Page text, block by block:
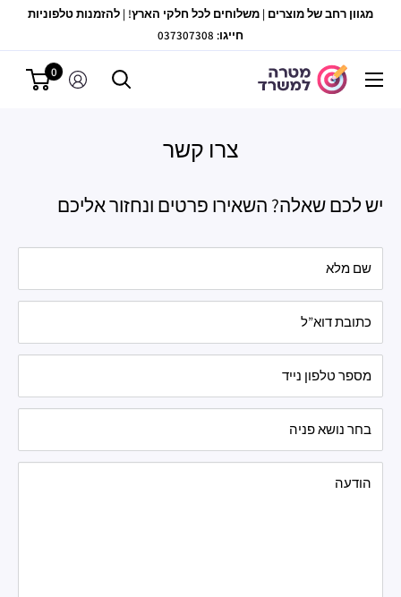
מגוון רחב של מוצרים | משלוחים לכל חלקי הארץ! | להזמנות טלפוניות
חייגו: 037307308
מטרה
0
צרו קשר
יש לכם שאלה? השאירו פרטים ונחזור אליכם
שם מלא
כתובת דוא”ל
מספר טלפון נייד
בחר נושא פניה
הודעה